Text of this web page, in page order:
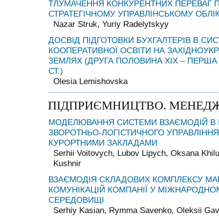
ТЛУМАЧЕННЯ КОНКУРЕНТНИХ ПЕРЕВАГ
СТРАТЕГІЧНОМУ УПРАВЛІНСЬКОМУ
Nazar Struk, Yuriy Radelytskyy
ДОСВІД ПІДГОТОВКИ БУХГАЛТЕРІВ В
КООПЕРАТИВНОЇ ОСВІТИ НА
ЗЕМЛЯХ (ДРУГА ПОЛОВИНА ХІХ –
СТ.)
Olesia Lemishovska
ПІДПРИЄМНИЦТВО.
МОДЕЛЮВАННЯ СИСТЕМИ ВЗАЄМОДІЙ В
ЗВОРОТНЬО-ЛОГІСТИЧНОГО
КУРОРТНИМИ ЗАКЛАДАМИ
Serhii Voitovych, Lubov Lipych, Oksana
Kushnir
ВЗАЄМОДІЯ СКЛАДОВИХ КОМПЛЕКСУ
КОМУНІКАЦІЙ КОМПАНІЇ У
СЕРЕДОВИЩІ
Serhiy Kasian, Rymma Savenko, Oleksii